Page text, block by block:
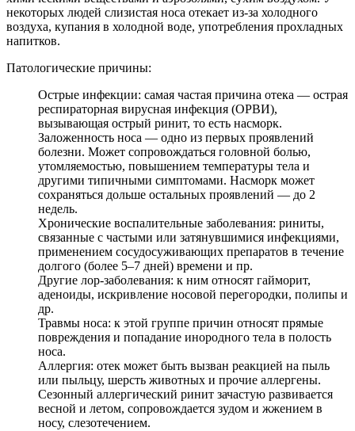
некоторых людей слизистая носа отекает из-за холодного
воздуха, купания в холодной воде, употребления прохладных
напитков.
Патологические причины:
Острые инфекции: самая частая причина отека — острая
респираторная вирусная инфекция (ОРВИ),
вызывающая острый ринит, то есть насморк.
Заложенность носа — одно из первых проявлений
болезни. Может сопровождаться головной болью,
утомляемостью, повышением температуры тела и
другими типичными симптомами. Насморк может
сохраняться дольше остальных проявлений — до 2
недель.
Хронические воспалительные заболевания: риниты,
связанные с частыми или затянувшимися инфекциями,
применением сосудосуживающих препаратов в течение
долгого (более 5–7 дней) времени и пр.
Другие лор-заболевания: к ним относят гайморит,
аденоиды, искривление носовой перегородки, полипы и
др.
Травмы носа: к этой группе причин относят прямые
повреждения и попадание инородного тела в полость
носа.
Аллергия: отек может быть вызван реакцией на пыль
или пыльцу, шерсть животных и прочие аллергены.
Сезонный аллергический ринит зачастую развивается
весной и летом, сопровождается зудом и жжением в
носу, слезотечением.